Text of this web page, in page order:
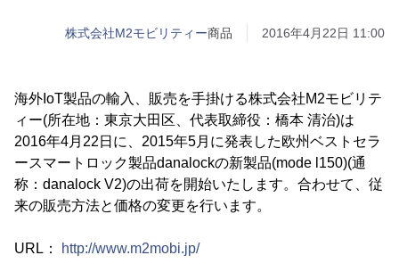
株式会社M2モビリティー商品 2016年4月22日 11:00
海外IoT製品の輸入、販売を手掛ける株式会社M2モビリテ
ィー(所在地：東京大田区、代表取締役：橋本 清治)は
2016年4月22日に、2015年5月に発表した欧州ベストセラ
ースマートロック製品danalockの新製品(mode l150)(通
称：danalock V2)の出荷を開始いたします。合わせて、従
来の販売方法と価格の変更を行います。
URL： http://www.m2mobi.jp/